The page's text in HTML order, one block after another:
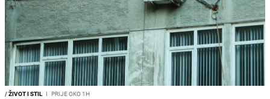
/ŽIVOT I STIL I PRIJE OKO 1H